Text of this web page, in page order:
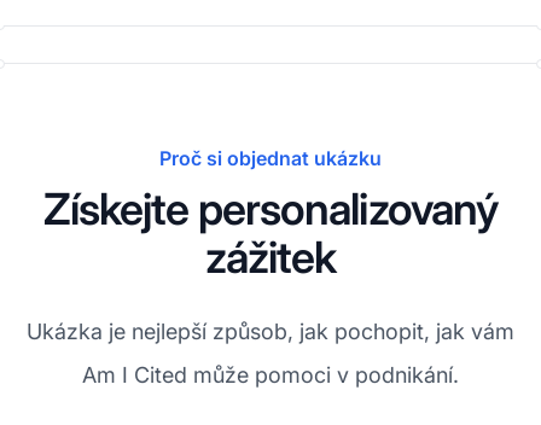
Proč si objednat ukázku
Získejte personalizovaný
zážitek
Ukázka je nejlepší způsob, jak pochopit, jak vám
Am I Cited může pomoci v podnikání.